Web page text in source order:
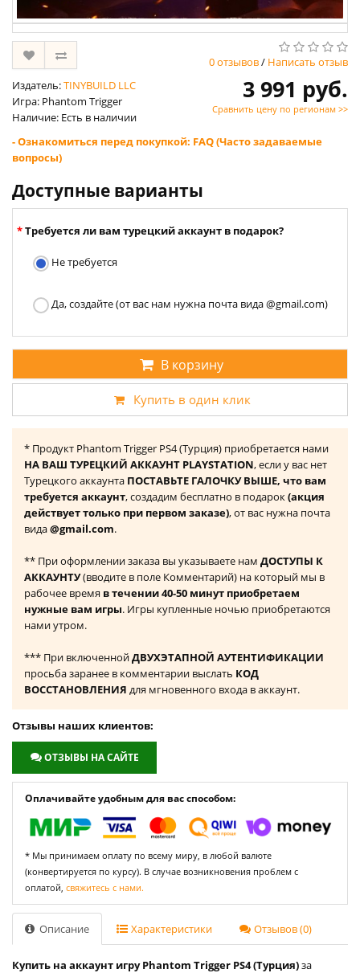
0 отзывов/ Написать отзыв
Издатель:TINYBUILD LLC
Игра: Phantom Trigger
Наличие: Есть в наличии
3 991 руб.
Сравнить цену по регионам >>
- Ознакомиться перед покупкой: FAQ (Часто задаваемые
вопросы)
Доступные варианты
Требуется ли вам турецкий аккаунт в подарок?
Не требуется
Да, создайте (от вас нам нужна почта вида @gmail.com)
В корзину
Купить в один клик
* Продукт Phantom Trigger PS4 (Турция) приобретается нами
НА ВАШ ТУРЕЦКИЙ АККАУНТ PLAYSTATION, если у вас нет
Турецкого аккаунта ПОСТАВЬТЕ ГАЛОЧКУ ВЫШЕ, что вам
требуется аккаунт, создадим бесплатно в подарок(акция
действует только при первом заказе), от вас нужна почта
вида@gmail.com.
** При оформлении заказа вы указываете нам ДОСТУПЫ К
АККАУНТУ(вводите в поле Комментарий) на который мы в
рабочее время в течении 40-50 минут приобретаем
нужные вам игры. Игры купленные ночью приобретаются
нами утром.
*** При включеннойДВУХЭТАПНОЙ АУТЕНТИФИКАЦИИ
просьба заранее в комментарии выслать КОД
ВОССТАНОВЛЕНИЯ для мгновенного входа в аккаунт.
Отзывы наших клиентов:
ОТЗЫВЫ НА САЙТЕ
Оплачивайте удобным для вас способом:
* Мы принимаем оплату по всему миру, в любой валюте
(конвертируется по курсу). В случае возникновения проблем с
оплатой, свяжитесь с нами.
Описание Характеристики Отзывов (0)
Купить на аккаунт игру Phantom Trigger PS4 (Турция)за